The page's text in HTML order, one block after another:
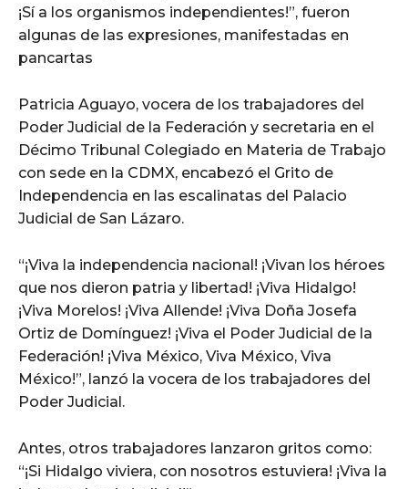
¡Sí a los organismos independientes!”, fueron
algunas de las expresiones, manifestadas en
pancartas
Patricia Aguayo, vocera de los trabajadores del
Poder Judicial de la Federación y secretaria en el
Décimo Tribunal Colegiado en Materia de Trabajo
con sede en la CDMX, encabezó el Grito de
Independencia en las escalinatas del Palacio
Judicial de San Lázaro.
“¡Viva la independencia nacional! ¡Vivan los héroes
que nos dieron patria y libertad! ¡Viva Hidalgo!
¡Viva Morelos! ¡Viva Allende! ¡Viva Doña Josefa
Ortiz de Domínguez! ¡Viva el Poder Judicial de la
Federación! ¡Viva México, Viva México, Viva
México!”, lanzó la vocera de los trabajadores del
Poder Judicial.
Antes, otros trabajadores lanzaron gritos como:
“¡Si Hidalgo viviera, con nosotros estuviera! ¡Viva la